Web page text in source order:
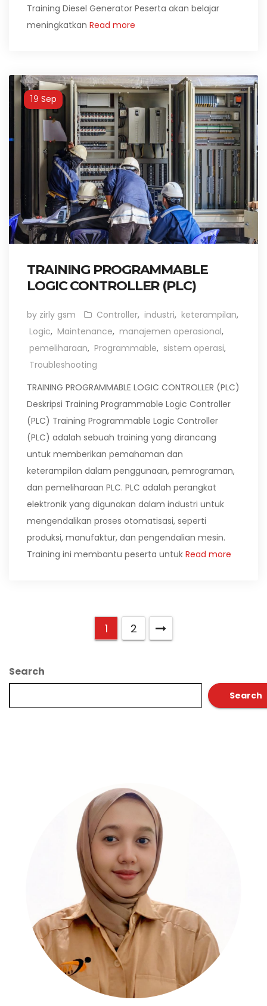
Training Diesel Generator Peserta akan belajar
meningkatkan Read more
19 Sep
TRAINING PROGRAMMABLE
LOGIC CONTROLLER (PLC)
by zirly gsm Controller, industri, keterampilan,
Logic, Maintenance, manajemen operasional,
pemeliharaan, Programmable, sistem operasi,
Troubleshooting
TRAINING PROGRAMMABLE LOGIC CONTROLLER (PLC)
Deskripsi Training Programmable Logic Controller
(PLC) Training Programmable Logic Controller
(PLC) adalah sebuah training yang dirancang
untuk memberikan pemahaman dan
keterampilan dalam penggunaan, pemrograman,
dan pemeliharaan PLC. PLC adalah perangkat
elektronik yang digunakan dalam industri untuk
mengendalikan proses otomatisasi, seperti
produksi, manufaktur, dan pengendalian mesin.
Training ini membantu peserta untuk Read more
1 2
Search
Search